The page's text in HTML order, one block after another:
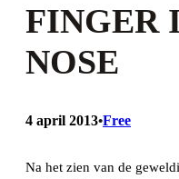
FINGER
NOSE
4 april 2013•Free
Na het zien van de